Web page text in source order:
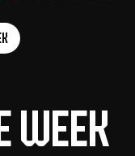
week